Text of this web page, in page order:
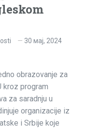
30 мај, 2024
obrazovanje za
kroz program
za saradnju u
organizacije iz
i Srbije koje